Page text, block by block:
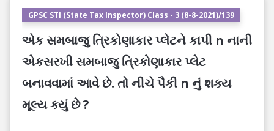
GPSC STI (State Tax Inspector) Class - 3 (8-8-2021)/139
એક સમબાજુ ત્રિકોણાકાર પ્લેટને કાપી n નાની
એકસરખી સમબાજુ ત્રિકોણાકાર પ્લેટ
બનાવવામાં આવે છે. તો નીચે પૈકી n નું શક્ય
મૂલ્ય ક્યું છે ?